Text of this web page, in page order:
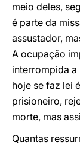
meio deles,
é parte da
assustador,
A ocupação
interrompida a
hoje se faz lei
prisioneiro,
morte, mas
Quantas